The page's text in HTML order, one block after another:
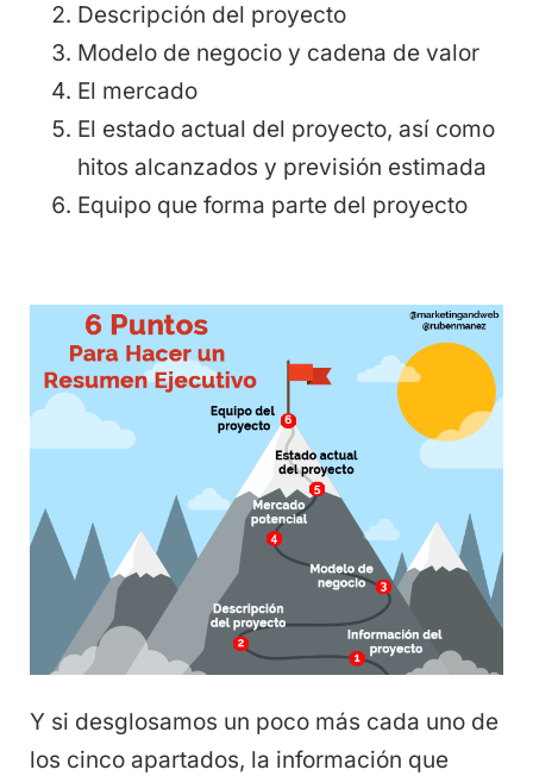
Descripción del proyecto
Modelo de negocio y cadena de valor
El mercado
El estado actual del proyecto, así como
hitos alcanzados y previsión estimada
Equipo que forma parte del proyecto
Y si desglosamos un poco más cada uno de
los cinco apartados, la información que